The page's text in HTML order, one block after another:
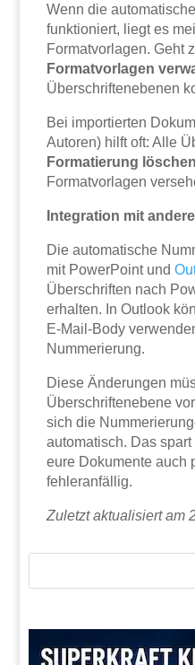
Wenn die
funktioniert, liegt es
Formatvorlagen. Geht
Formatvorlagen
Überschriftenebenen
Bei importierten
Autoren) hilft oft: Alle
Formatierung löschen
Formatvorlagen
Integration mit
Die automatische
mit PowerPoint und
Überschriften nach
erhalten. In Outlook
E-Mail-Body
Nummerierung.
Diese Änderungen
Überschriftenebene
sich die
automatisch. Das
eure Dokumente auch
fehleranfällig.
Zuletzt aktualisiert am